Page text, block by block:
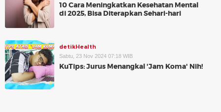
10 Cara Meningkatkan Kesehatan Mental
di 2025, Bisa Diterapkan Sehari-hari
detikHealth
Sabtu, 23 Nov 2024 07:18 WIB
KuTips: Jurus Menangkal 'Jam Koma' Nih!